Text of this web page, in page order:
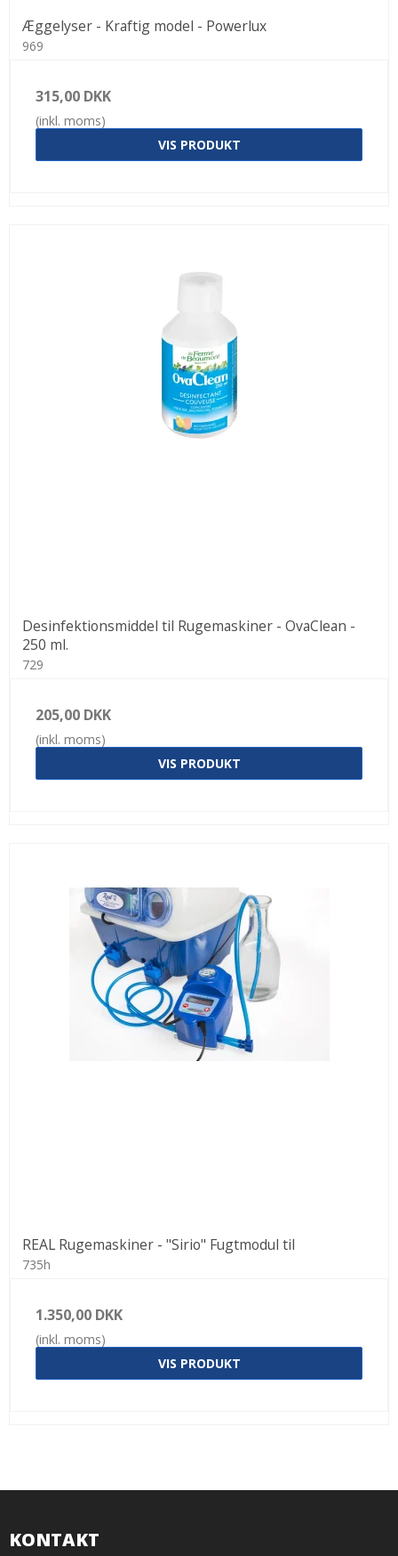
Æggelyser - Kraftig model - Powerlux
969
315,00 DKK
(inkl. moms)
VIS PRODUKT
Desinfektionsmiddel til Rugemaskiner - OvaClean -
250 ml.
729
205,00 DKK
(inkl. moms)
VIS PRODUKT
REAL Rugemaskiner - "Sirio" Fugtmodul til
735h
1.350,00 DKK
(inkl. moms)
VIS PRODUKT
KONTAKT